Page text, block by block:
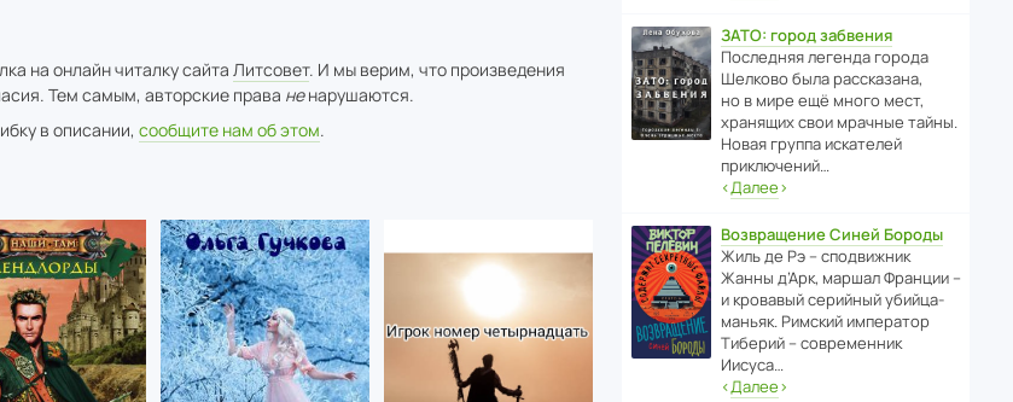
на онлайн читалку сайта Литсовет. И мы верим, что произведения
Тем самым, авторские права ненарушаются.
в описании, сообщите нам об этом.
ЗАТО: город забвения
После­дняя легенда города
Шелково была расска­зана,
но в мире ещё много мест,
хранящих свои мрачные тайны.
Новая группа иска­телей
приключений…
‹Далее›
Возвращение Синей Бороды
Жиль де Рэ – спод­ви­жник
Жанны д’Арк, маршал Франции –
и кровавый серийный убийца-
маньяк. Римский импе­ратор
Тиберий – совре­менник
Иисуса…
‹Далее›